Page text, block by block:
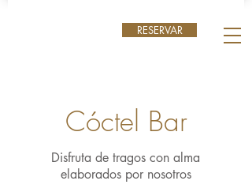
RESERVAR
Cóctel Bar
Disfruta de tragos con alma
elaborados por nosotros